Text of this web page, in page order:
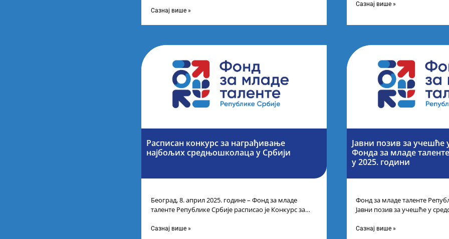
Сазнај више »
Сазнај више »
Расписан конкурс за награђивање
најбољих средњошколаца у Србији
Београд, 8. април 2025. године – Фонд за младе
таленте Републике Србије расписао је Конкурс за
Сазнај више »
Јавни позив за учешће
Фонда за младе
у 2025. години
Фонд за младе таленте
Јавни позив за учешће у
Сазнај више »